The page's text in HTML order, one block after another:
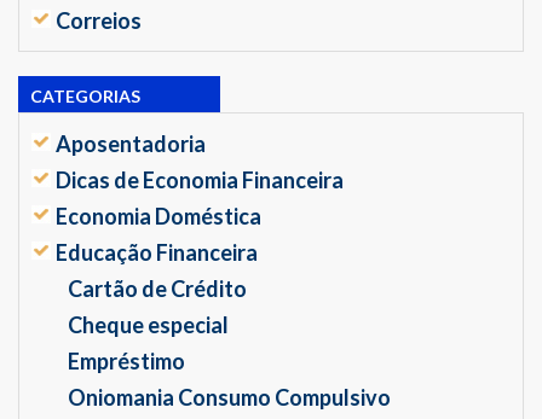
Correios
CATEGORIAS
Aposentadoria
Dicas de Economia Financeira
Economia Doméstica
Educação Financeira
Cartão de Crédito
Cheque especial
Empréstimo
Oniomania Consumo Compulsivo